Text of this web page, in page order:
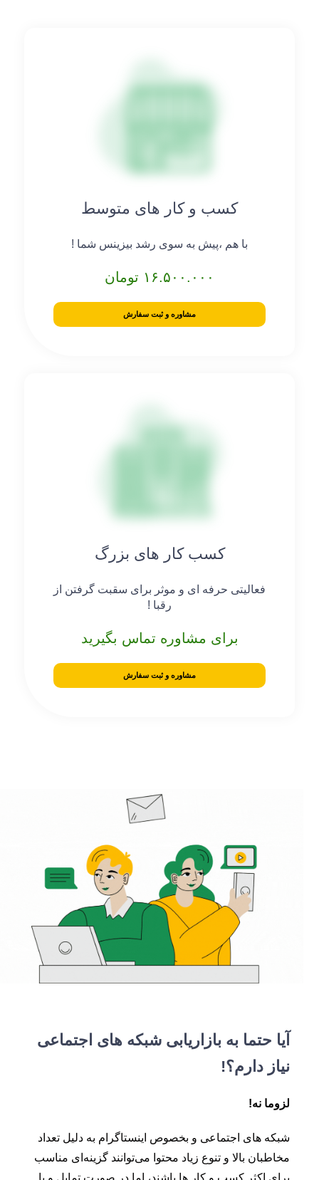
کسب‌ و ‎کار های متوسط
با هم ،پیش به سوی رشد بیزینس شما !
۱۶.۵۰۰.۰۰۰ تومان
مشاوره و ثبت سفارش
کسب کار های بزرگ
فعالیتی حرفه ای و موثر برای سقبت گرفتن از
رقبا !
برای مشاوره تماس بگیرید
مشاوره و ثبت سفارش
آیا حتما به بازاریابی شبکه های اجتماعی
نیاز دارم؟!
لزوما نه!
شبکه های اجتماعی و بخصوص اینستاگرام به دلیل تعداد
مخاطبان بالا و تنوع زیاد محتوا می‌توانند گزینه‌ای مناسب
برای اکثر کسب و کار ها باشند، اما در صورت تمایل و با